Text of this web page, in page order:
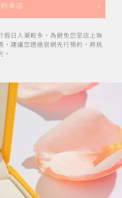
來店
假日人潮較多，為避免您至店上無
，建議您透過官網先行預約，將挑
。